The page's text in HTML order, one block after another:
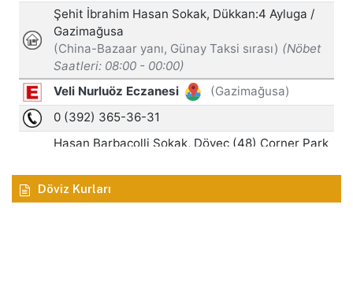
Döviz Kurları